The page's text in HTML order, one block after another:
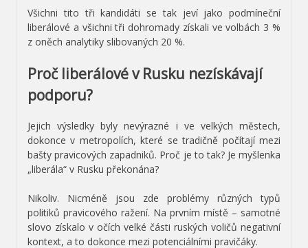
Všichni tito tři kandidáti se tak jeví jako podmíneční
liberálové a všichni tři dohromady získali ve volbách 3 %
z oněch analytiky slibovaných 20 %.
Proč liberálové v Rusku nezískávají
podporu?
Jejich výsledky byly nevýrazné i ve velkých městech,
dokonce v metropolích, které se tradičně počítají mezi
bašty pravicových zapadniků. Proč je to tak? Je myšlenka
„liberála“ v Rusku překonána?
Nikoliv. Nicméně jsou zde problémy různých typů
politiků pravicového ražení. Na prvním místě – samotné
slovo získalo v očích velké části ruských voličů negativní
kontext, a to dokonce mezi potenciálními pravičáky.